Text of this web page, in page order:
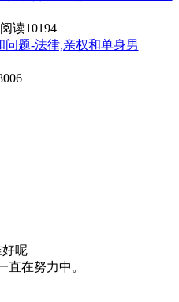
阅读10194
题-法律,亲权和单身男
呢
直在努力中。